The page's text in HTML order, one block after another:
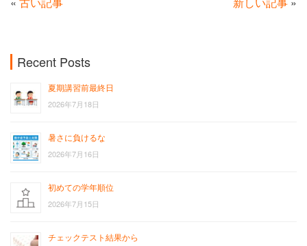
Recent Posts
夏期講習前最終日
2026年7月18日
暑さに負けるな
2026年7月16日
初めての学年順位
2026年7月15日
チェックテスト結果から